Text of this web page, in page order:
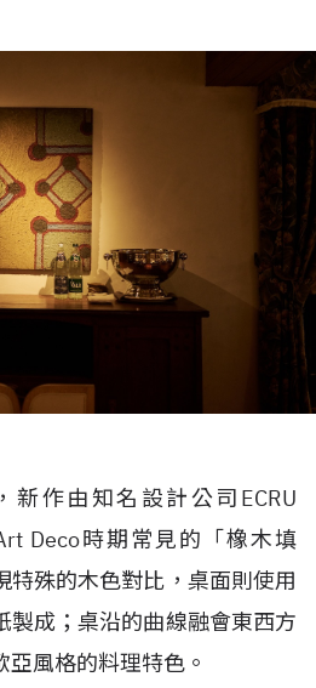
新作由知名設計公司 ECRU
Deco時期常見的「橡木填
特殊的木色對比，桌面則使用
製成；桌沿的曲線融會東西方
風格的料理特色。